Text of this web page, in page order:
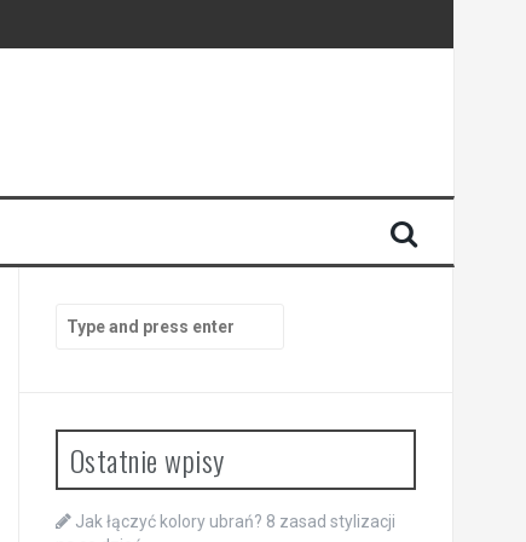
for:
Ostatnie wpisy
Jak łączyć kolory ubrań? 8 zasad stylizacji